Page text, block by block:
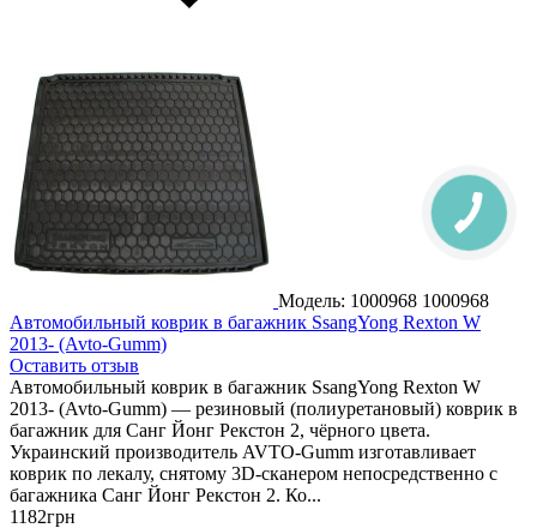
Модель: 1000968 1000968
Автомобильный коврик в багажник SsangYong Rexton W
2013- (Avto-Gumm)
Оставить отзыв
Автомобильный коврик в багажник SsangYong Rexton W
2013- (Avto-Gumm) — резиновый (полиуретановый) коврик в
багажник для Санг Йонг Рекстон 2, чёрного цвета.
Украинский производитель AVTO-Gumm изготавливает
коврик по лекалу, снятому 3D-сканером непосредственно с
багажника Санг Йонг Рекстон 2. Ко...
1182грн